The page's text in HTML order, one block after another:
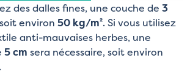
des dalles fines, une couche de 3
environ 50 kg/m². Si vous utilisez
anti-mauvaises herbes, une
5 cm sera nécessaire, soit environ
.